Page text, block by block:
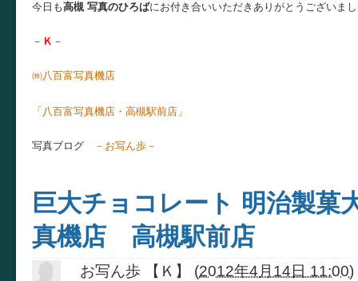
今日も高槻 写真のひろばにお付き合いいただきありがとうございま
－ Ｋ －
㈱八百富写真機店
「八百富写真機店・高槻駅前店」
写真ブログ －お写ん歩－
巨大チョコレート 明治製菓
真機店 高槻駅前店
お写ん歩 【Ｋ】 (2012年4月14日 11:00)